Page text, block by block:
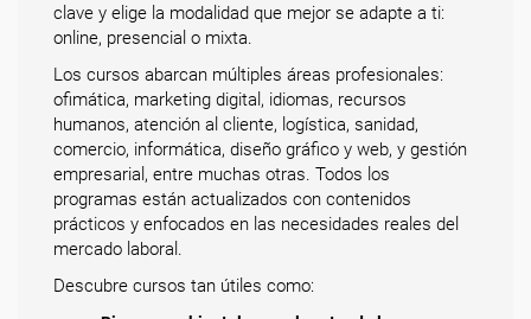
clave y elige la modalidad que mejor se adapte a ti:
online, presencial o mixta.
Los cursos abarcan múltiples áreas profesionales:
ofimática, marketing digital, idiomas, recursos
humanos, atención al cliente, logística, sanidad,
comercio, informática, diseño gráfico y web, y gestión
empresarial, entre muchas otras. Todos los
programas están actualizados con contenidos
prácticos y enfocados en las necesidades reales del
mercado laboral.
Descubre cursos tan útiles como: